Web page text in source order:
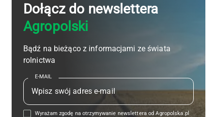
Dołącz do newslettera
Agropolski
Bądź na bieżąco z informacjami ze świata
rolnictwa
E-MAIL
Wyrażam zgodę na otrzymywanie newslettera od Agropolska.pl